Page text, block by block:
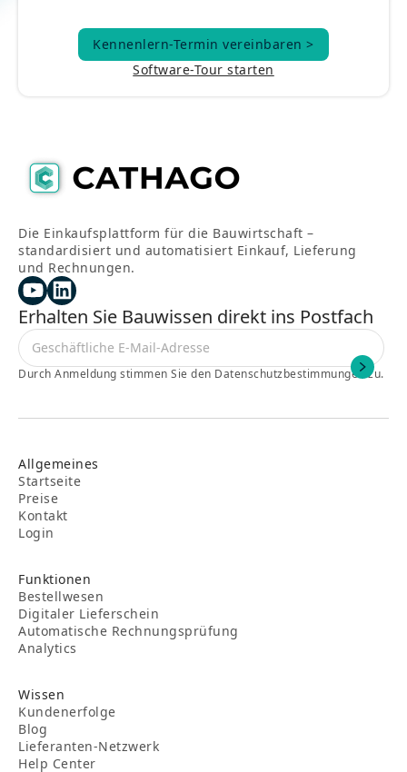
Kennenlern-Termin vereinbaren >
Kennenlern-Termin vereinbaren >
Software-Tour starten
Die Einkaufsplattform für die Bauwirtschaft –
standardisiert und automatisiert Einkauf, Lieferung
und Rechnungen.
Erhalten Sie Bauwissen direkt ins Postfach
Durch Anmeldung stimmen Sie den Datenschutzbestimmungen zu.
Allgemeines
Startseite
Preise
Kontakt
Login
Funktionen
Bestellwesen
Digitaler Lieferschein
Automatische Rechnungsprüfung
Analytics
Wissen
Kundenerfolge
Blog
Lieferanten-Netzwerk
Help Center